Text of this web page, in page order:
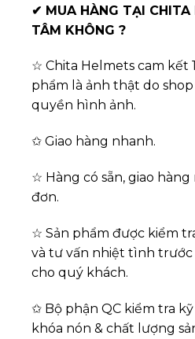
✔ MUA HÀNG TẠI CHITA
TÂM KHÔNG ?
☆ Chita Helmets cam kết
phẩm là ảnh thật do
quyền hình ảnh.
✩ Giao hàng nhanh.
☆ Hàng có sẵn, giao
đơn.
☆ Sản phẩm được kiểm
và tư vấn nhiệt tình trước
cho quý khách.
✩ Bộ phận QC kiểm tra
khóa nón & chất lượng